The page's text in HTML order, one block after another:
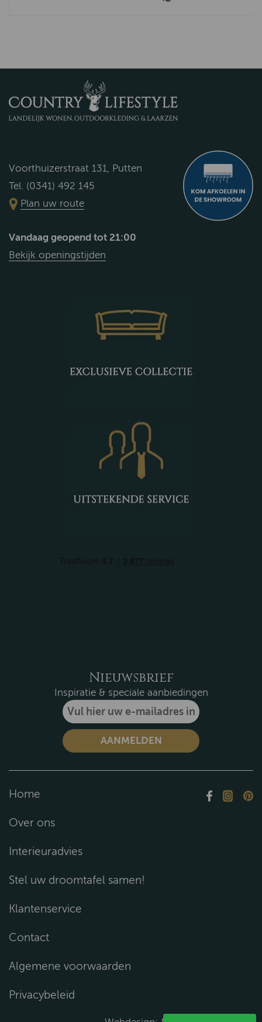
Voorthuizerstraat 131, Putten
Tel. (0341) 492 145
Plan uw route
Vandaag geopend tot 21:00
Bekijk openingstijden
Nieuwsbrief
Inspiratie & speciale aanbiedingen
Home
Over ons
Interieuradvies
Stel uw droomtafel samen!
Klantenservice
Contact
Algemene voorwaarden
Privacybeleid